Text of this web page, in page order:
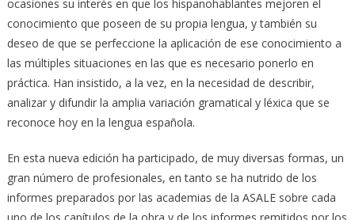
ocasiones su interés en que los hispanohablantes mejoren el
conocimiento que poseen de su propia lengua, y también su
deseo de que se perfeccione la aplicación de ese conocimiento a
las múltiples situaciones en las que es necesario ponerlo en
práctica. Han insistido, a la vez, en la necesidad de describir,
analizar y difundir la amplia variación gramatical y léxica que se
reconoce hoy en la lengua española.
En esta nueva edición ha participado, de muy diversas formas, un
gran número de profesionales, en tanto se ha nutrido de los
informes preparados por las academias de la ASALE sobre cada
uno de los capítulos de la obra y de los informes remitidos por los